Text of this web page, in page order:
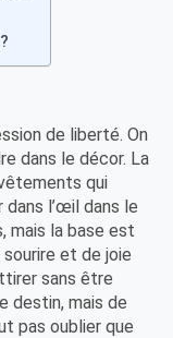
de liberté. On
dans le décor. La
qui
l’œil dans le
mais la base est
et de joie
sans être
destin, mais de
pas oublier que